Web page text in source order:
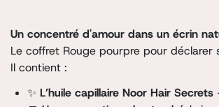
Un concentré d'amour dans un écrin
Le coffret Rouge pourpre pour
Il contient :
✨ L’huile capillaire Noor Hair Secrets